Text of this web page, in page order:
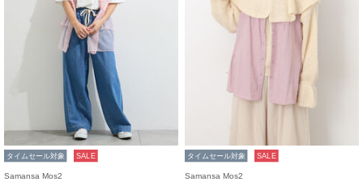
タイムセール対象 SALE
Samansa Mos2
タイムセール対象 SALE
Samansa Mos2